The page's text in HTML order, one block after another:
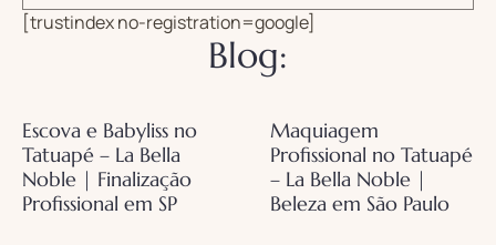
[trustindex no-registration=google]
Blog:
Escova e Babyliss no
Tatuapé – La Bella
Noble | Finalização
Profissional em SP
Maquiagem
Profissional no Tatuapé
– La Bella Noble |
Beleza em São Paulo